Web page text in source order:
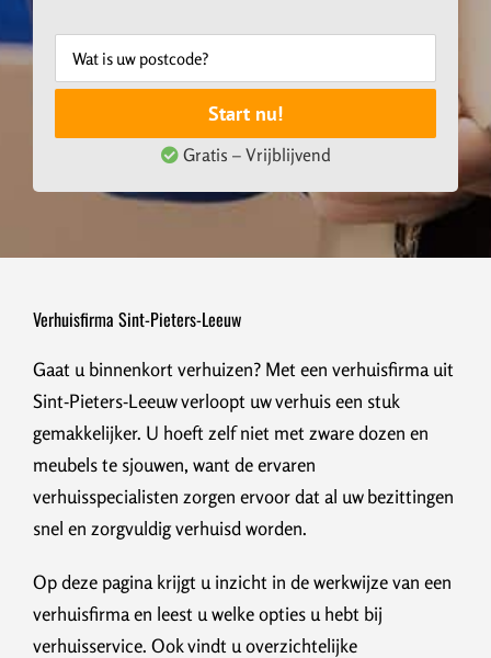
Start nu!
Gratis – Vrijblijvend
Verhuisfirma Sint-Pieters-Leeuw
Gaat u binnenkort verhuizen? Met een verhuisfirma uit
Sint-Pieters-Leeuw verloopt uw verhuis een stuk
gemakkelijker. U hoeft zelf niet met zware dozen en
meubels te sjouwen, want de ervaren
verhuisspecialisten zorgen ervoor dat al uw bezittingen
snel en zorgvuldig verhuisd worden.
Op deze pagina krijgt u inzicht in de werkwijze van een
verhuisfirma en leest u welke opties u hebt bij
verhuisservice. Ook vindt u overzichtelijke